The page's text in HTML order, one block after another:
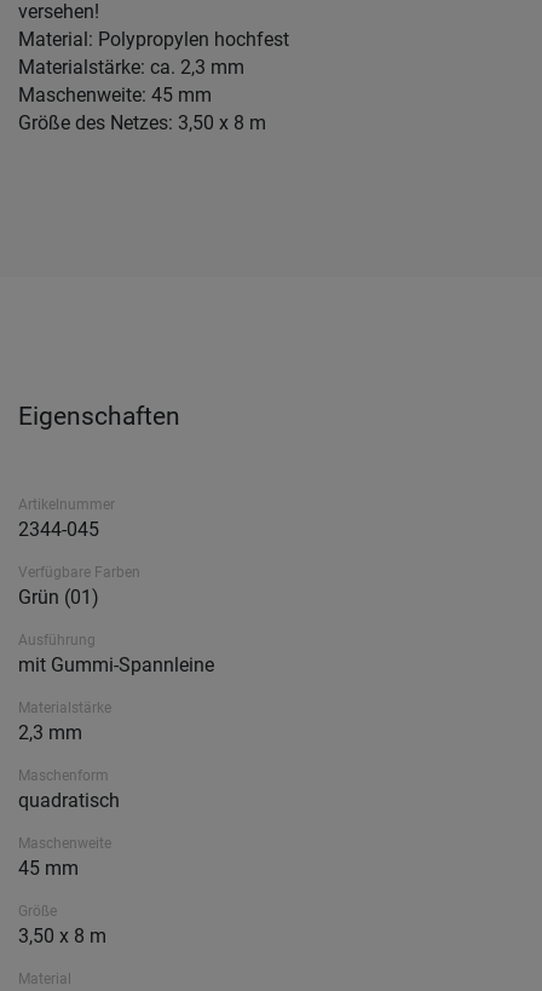
versehen!
Material: Polypropylen hochfest
Materialstärke: ca. 2,3 mm
Maschenweite: 45 mm
Größe des Netzes: 3,50 x 8 m
Eigenschaften
Artikelnummer
2344-045
Verfügbare Farben
Grün (01)
Ausführung
mit Gummi-Spannleine
Materialstärke
2,3 mm
Maschenform
quadratisch
Maschenweite
45 mm
Größe
3,50 x 8 m
Material